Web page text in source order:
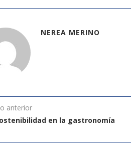
NEREA MERINO
anterior
en la gastronomía